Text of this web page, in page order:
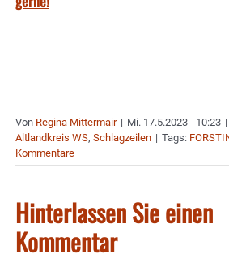
Von Regina Mittermair | Mi. 17.5.2023 - 10:23 |
Altlandkreis WS, Schlagzeilen | Tags:
Kommentare
Hinterlassen Sie einen
Kommentar